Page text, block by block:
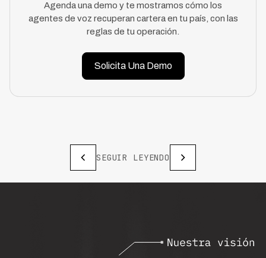
Agenda una demo y te mostramos cómo los
agentes de voz recuperan cartera en tu país, con las
reglas de tu operación.
Solicita Una Demo
SEGUIR LEYENDO